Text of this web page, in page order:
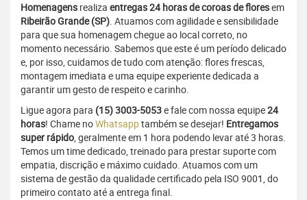
Homenagens realiza entregas 24 horas de coroas de floresem
Ribeirão Grande (SP). Atuamos com agilidade e sensibilidade
para que sua homenagem chegue ao local correto, no
momento necessário. Sabemos que este é um período delicado
e, por isso, cuidamos de tudo com atenção: flores frescas,
montagem imediata e uma equipe experiente dedicada a
garantir um gesto de respeito e carinho.
Ligue agora para (15) 3003-5053e fale com nossa equipe24
horas! Chame noWhatsapptambém se desejar! Entregamos
super rápido, geralmente em 1 hora podendo levar até 3 horas.
Temos um time dedicado, treinado para prestar suporte com
empatia, discrição e máximo cuidado. Atuamos com um
sistema de gestão da qualidade certificado pela ISO 9001, do
primeiro contato até a entrega final.